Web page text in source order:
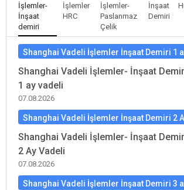
İşlemler-
İnşaat
demiri
İşlemler
HRC
İşlemler-
Paslanmaz
Çelik
İnşaat
Demiri
Shanghai Vadeli İşlemler İnşaat Demiri 1
Shanghai Vadeli İşlemler- İnşaat
1 ay vadeli
07.08.2026
Shanghai Vadeli İşlemler İnşaat Demiri 2
Shanghai Vadeli İşlemler- İnşaat
2 Ay Vadeli
07.08.2026
Shanghai Vadeli İşlemler İnşaat Demiri 3